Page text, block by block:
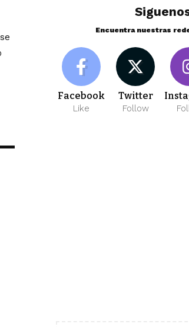
Encuentra nuestras
Facebook
Like
Twitter
Follow